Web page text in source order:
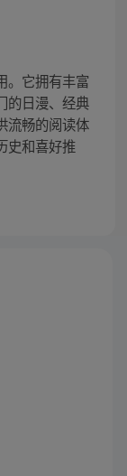
。它拥有丰富
的日漫、经典
流畅的阅读体
史和喜好推